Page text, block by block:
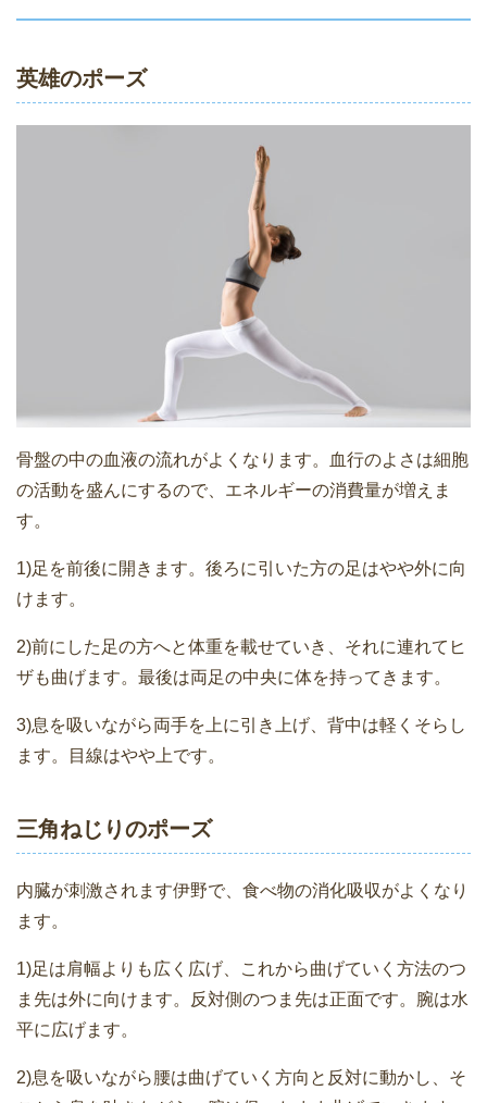
英雄のポーズ
骨盤の中の血液の流れがよくなります。血行のよさは細胞
の活動を盛んにするので、エネルギーの消費量が増えま
す。
1)足を前後に開きます。後ろに引いた方の足はやや外に向
けます。
2)前にした足の方へと体重を載せていき、それに連れてヒ
ザも曲げます。最後は両足の中央に体を持ってきます。
3)息を吸いながら両手を上に引き上げ、背中は軽くそらし
ます。目線はやや上です。
三角ねじりのポーズ
内臓が刺激されます伊野で、食べ物の消化吸収がよくなり
ます。
1)足は肩幅よりも広く広げ、これから曲げていく方法のつ
ま先は外に向けます。反対側のつま先は正面です。腕は水
平に広げます。
2)息を吸いながら腰は曲げていく方向と反対に動かし、そ